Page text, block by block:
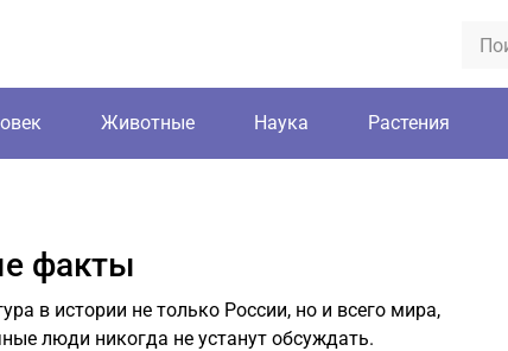
Животные Наука Растения
факты
в истории не только России, но и всего мира,
люди никогда не устанут обсуждать.